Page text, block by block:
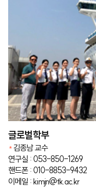
글로벌학부
김종남 교수
연구실 : 053-850-1269
핸드폰 : 010-8853-9432
이메일 : kimjn@tk.ac.kr